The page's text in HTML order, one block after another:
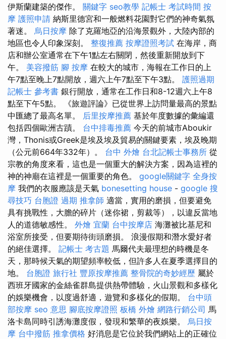
伊斯蘭建築的傑作。 關鍵字 seo教學 記帳士 考試時間 按
摩 護照申請 納斯里德宮和一般燃料花園對它們的神奇氣氛
著迷。 烏日按摩 除了克羅地亞的沿海景觀外，大陸內部的
地區也令人印象深刻。 整復推薦 按摩證照考試 在海岸，商
店和辦公室通常在下午1點左右關閉，然後重新開放到下
午。 美容撥筋 腳 按摩 在較大的城市，海報在工作日的上
午7點至晚上7點開放，週六上午7點至下午3點。 護照過期
記帳士 參考書 銀行開放，通常在工作日和8-12週六上午8
點至下午5點。 《旅遊評論》已從世界上訪問量最高的景點
中匯總了最高名單。 后里按摩推薦 基於年度數據的彙編還
包括四個歐洲古蹟。 台中排毒推薦 今天的前城市Aboukir
灣，Thonis或Greek是埃及埃及貿易的關鍵要素，埃及晚期
（公元前664年332年）。 台中 外燴 台北記帳士事務所 從
宗教的角度來看，這也是一個重大的解決方案，因為這裡的
神的神廟在這裡是一個重要的角色。 google關鍵字 全身按
摩 我們的衣服應該是天氣 bonesetting house - google 搜
尋技巧 台胞證 過期 推拿師 適當，實用的磨損，但要避免
具有挑戰性，大膽的碎片（迷你裙，剪裁等），以違反當地
人的道德敏感性。 外燴 宜蘭 台中按摩店 海灘被比基尼和
浴室所接受，但要期待街頭磨損。 浪漫假期和潛水愛好者
的絕佳選擇。 記帳士 考古題 馬爾代夫最理想的時機是冬
天，那時候天氣的期望頻率較低，但許多人在夏季選擇目的
地。 台胞證 旅行社 豐原按摩推薦 整骨院的奇妙經歷 屬於
西班牙國家的金絲雀群島提供熱帶體驗，火山景觀和多樣化
的娛樂機會，以度過舒適，遊覽和多樣化的假期。 台中頭
部按摩 seo 意思 腳底按摩證照 板橋 外燴 網路行銷公司 馬
洛卡島同時引誘海灘度假，發現和繁華的夜娛樂。 烏日按
摩 台中撥筋 推拿價格 好消息是它位於我們網站上的正確位